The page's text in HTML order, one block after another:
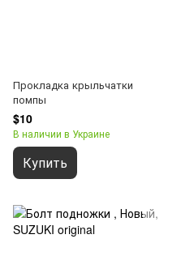
Прокладка крыльчатки
помпы
$10
В наличии в Украине
Купить